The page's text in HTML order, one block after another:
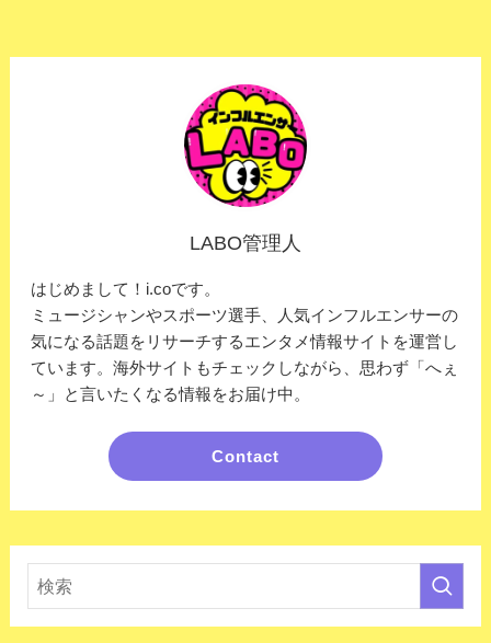
LABO管理人
はじめまして！i.coです。
ミュージシャンやスポーツ選手、人気インフルエンサーの
気になる話題をリサーチするエンタメ情報サイトを運営し
ています。海外サイトもチェックしながら、思わず「へぇ
～」と言いたくなる情報をお届け中。
Contact